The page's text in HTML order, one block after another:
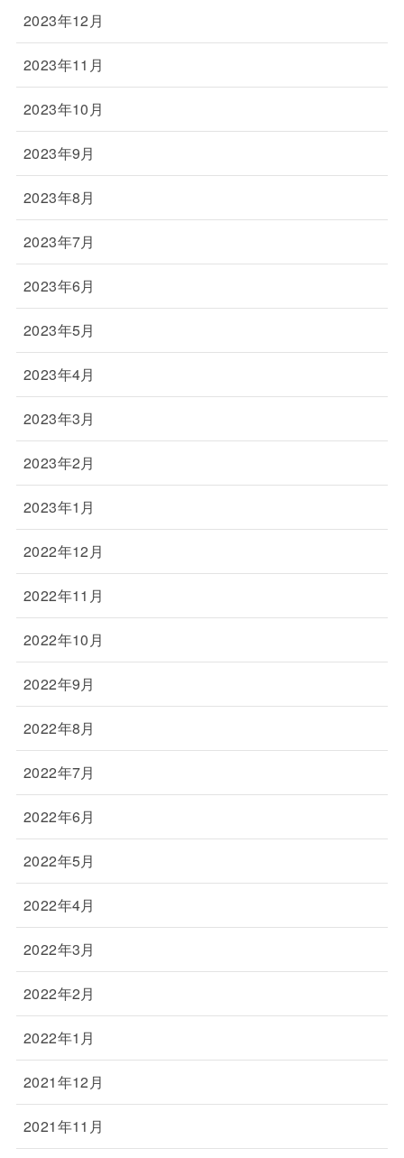
2023年12月
2023年11月
2023年10月
2023年9月
2023年8月
2023年7月
2023年6月
2023年5月
2023年4月
2023年3月
2023年2月
2023年1月
2022年12月
2022年11月
2022年10月
2022年9月
2022年8月
2022年7月
2022年6月
2022年5月
2022年4月
2022年3月
2022年2月
2022年1月
2021年12月
2021年11月